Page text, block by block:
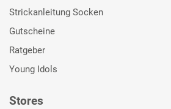
Strickanleitung Socken
Gutscheine
Ratgeber
Young Idols
Stores